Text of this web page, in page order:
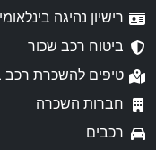
רישיון נהיגה בינלאומי
ביטוח רכב שכור
טיפים להשכרת רכב
חברות השכרה
רכבים